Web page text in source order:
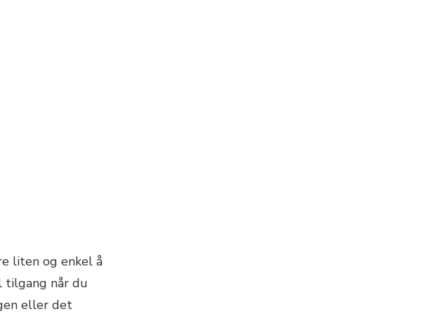
liten og enkel å
tilgang når du
eller det